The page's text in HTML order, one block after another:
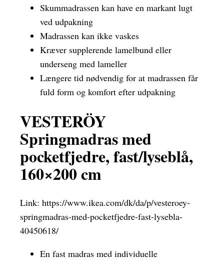
Skummadrassen kan have en markant lugt
ved udpakning
Madrassen kan ikke vaskes
Kræver supplerende lamelbund eller
underseng med lameller
Længere tid nødvendig for at madrassen får
fuld form og komfort efter udpakning
VESTERÖY
Springmadras med
pocketfjedre, fast/lyseblå,
160×200 cm
Link: https://www.ikea.com/dk/da/p/vesteroey-
springmadras-med-pocketfjedre-fast-lysebla-
40450618/
En fast madras med individuelle